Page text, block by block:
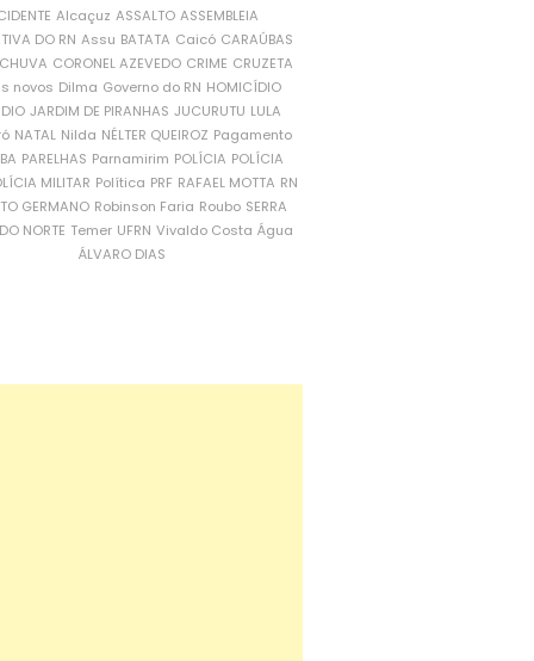
Alcaçuz ASSALTO ASSEMBLEIA
DO RN Assu BATATA Caicó CARAÚBAS
CORONEL AZEVEDO CRIME CRUZETA
novos Dilma Governo do RN HOMICÍDIO
JARDIM DE PIRANHAS JUCURUTU LULA
NATAL Nilda NÉLTER QUEIROZ Pagamento
PARELHAS Parnamirim POLÍCIA POLÍCIA
MILITAR Política PRF RAFAEL MOTTA RN
GERMANO Robinson Faria Roubo SERRA
NORTE Temer UFRN Vivaldo Costa Água
ÁLVARO DIAS